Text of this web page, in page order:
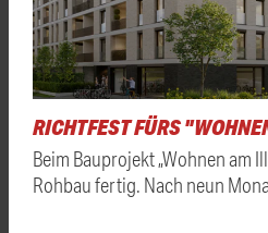
RICHTFEST FÜRS
Beim Bauprojekt „Wohnen am
Rohbau fertig. Nach neun